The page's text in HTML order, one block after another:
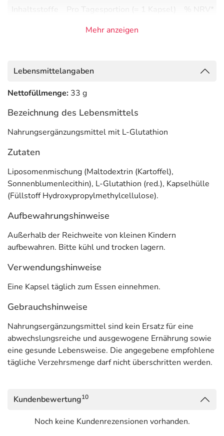
Inhaltsstoffe Pro Tagesportion (= 1 Kapsel) % NRV*
150 mg
** keine Referenzmenge vorhanden
Adresse des Lebensmittel-Unternehmens
Supplementa GmbH
26789 Leer
Informationen zu diesem Lebensmittel (wie z. B. Zutaten,
Allergene) sind bei den Lebensmittelangaben als pdf
hinterlegt. (oben)
Mehr anzeigen
Lebensmittelangaben
Nettofüllmenge: 33 g
Bezeichnung des Lebensmittels
Nahrungsergänzungsmittel mit L-Glutathion
Zutaten
Liposomenmischung (Maltodextrin (Kartoffel),
Sonnenblumenlecithin), L-Glutathion (red.), Kapselhülle
(Füllstoff Hydroxypropylmethylcellulose).
Aufbewahrungshinweise
Außerhalb der Reichweite von kleinen Kindern
aufbewahren. Bitte kühl und trocken lagern.
Verwendungshinweise
Eine Kapsel täglich zum Essen einnehmen.
Gebrauchshinweise
Nahrungsergänzungsmittel sind kein Ersatz für eine
abwechslungsreiche und ausgewogene Ernährung sowie
eine gesunde Lebensweise. Die angegebene empfohlene
tägliche Verzehrsmenge darf nicht überschritten werden.
Kundenbewertung10
Noch keine Kundenrezensionen vorhanden.